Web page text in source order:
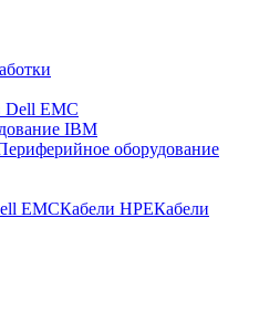
Dell EMC
IBM
оборудование
EMCКабели HPEКабели